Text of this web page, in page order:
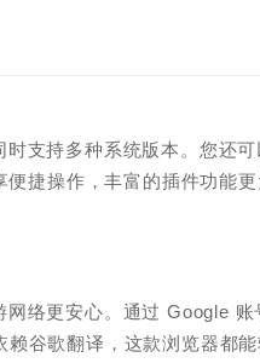
支持多种系统版本。您还
捷操作，丰富的插件功能
络更安心。通过 Google 账
谷歌翻译，这款浏览器都